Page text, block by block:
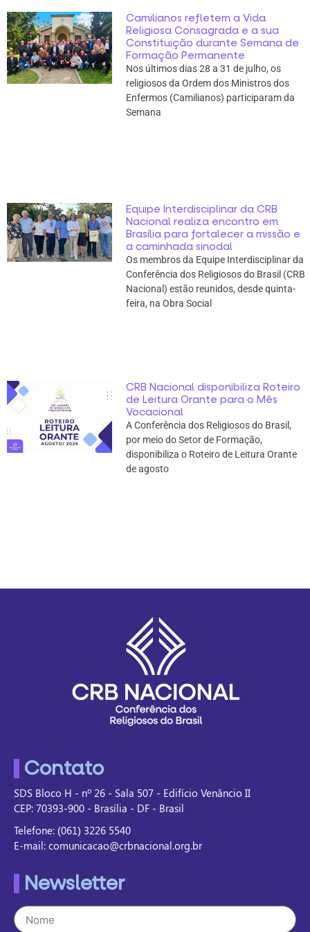
Camilianos refletem a Vida
Religiosa Consagrada e a sua
Constituição durante Semana de
Formação Permanente
Nos últimos dias 28 a 31 de julho, os
religiosos da Ordem dos Ministros dos
Enfermos (Camilianos) participaram da
Semana
Equipe Interdisciplinar da CRB
Nacional realiza encontro em
Brasília para fortalecer a missão e
a caminhada sinodal
Os membros da Equipe Interdisciplinar da
Conferência dos Religiosos do Brasil (CRB
Nacional) estão reunidos, desde quinta-
feira, na Obra Social
CRB Nacional disponibiliza Roteiro
de Leitura Orante para o Mês
Vocacional
A Conferência dos Religiosos do Brasil,
por meio do Setor de Formação,
disponibiliza o Roteiro de Leitura Orante
de agosto
Contato
SDS Bloco H - nº 26 - Sala 507 - Edifício Venâncio II
CEP: 70393-900 - Brasília - DF - Brasil
Telefone: (061) 3226 5540
E-mail: comunicacao@crbnacional.org.br
Newsletter